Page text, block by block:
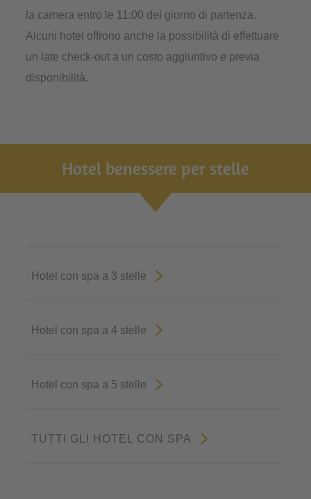
la camera entro le 11:00 del giorno di partenza.
Alcuni hotel offrono anche la possibilità di effettuare
un late check-out a un costo aggiuntivo e previa
disponibilità.
Hotel benessere per stelle
Hotel con spa a 3 stelle
Hotel con spa a 4 stelle
Hotel con spa a 5 stelle
TUTTI GLI HOTEL CON SPA